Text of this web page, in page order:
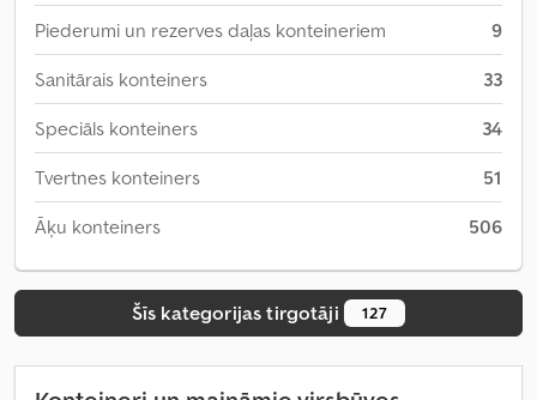
Piederumi un rezerves daļas konteineriem 9
Sanitārais konteiners 33
Speciāls konteiners 34
Tvertnes konteiners 51
Āķu konteiners 506
Šīs kategorijas tirgotāji 127